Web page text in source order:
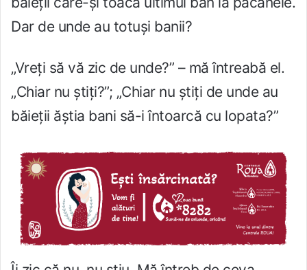
Dar de unde au totuși banii?
„Vreți să vă zic de unde?” – mă întreabă el.
„Chiar nu știți?”; „Chiar nu știți de unde au
băieții ăștia bani să-i întoarcă cu lopata?”